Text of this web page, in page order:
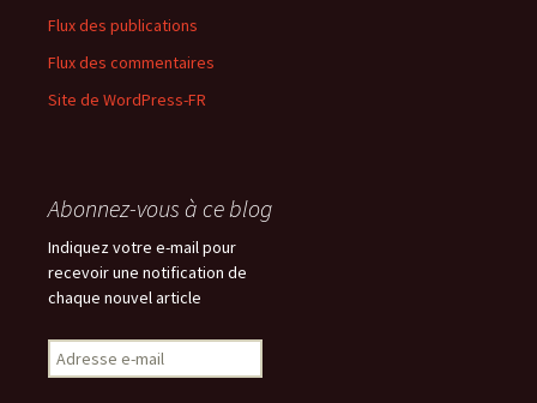
Flux des publications
Flux des commentaires
Site de WordPress-FR
Abonnez-vous à ce blog
Indiquez votre e-mail pour
recevoir une notification de
chaque nouvel article
Adresse
e-